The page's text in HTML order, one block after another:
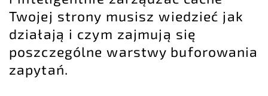
Twojej strony musisz wiedzieć jak
działają i czym zajmują się
poszczególne warstwy buforowania
zapytań.